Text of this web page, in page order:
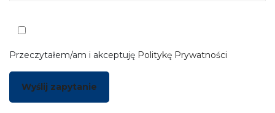
Przeczytałem/am i akceptuję Politykę Prywatności